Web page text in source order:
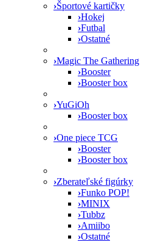
›Športové kartičky
›Hokej
›Futbal
›Ostatné
›Magic The Gathering
›Booster
›Booster box
›YuGiOh
›Booster box
›One piece TCG
›Booster
›Booster box
›Zberateľské figúrky
›Funko POP!
›MINIX
›Tubbz
›Amiibo
›Ostatné